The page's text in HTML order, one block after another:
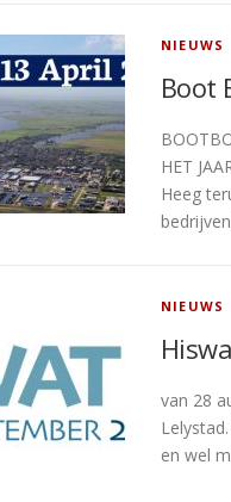
NIEUWS
Boot
HET
Heeg
NIEUWS
van 28
en wel